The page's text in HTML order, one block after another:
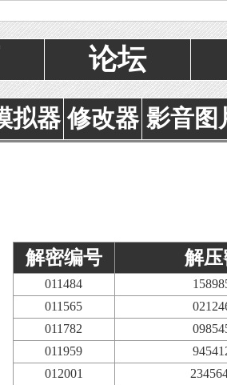
论坛
拟器 修改器 影音图
解密编号 解
011484
011565
011782
011959
012001